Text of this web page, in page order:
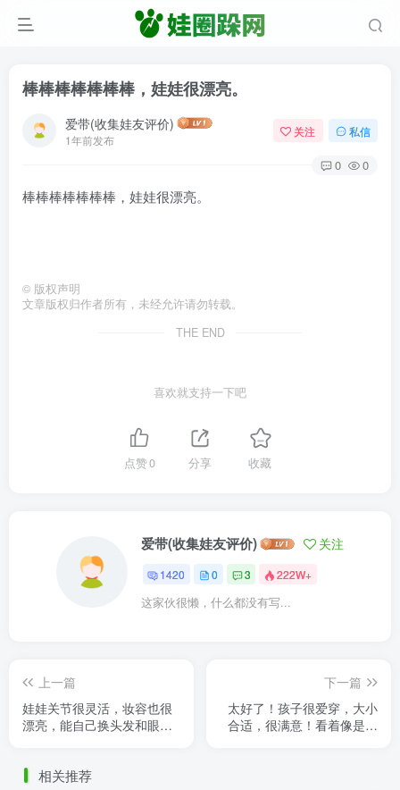
棒棒棒棒棒棒棒，娃娃很漂亮。
爱带(收集娃友评价)
1年前发布
关注 私信
0 0
棒棒棒棒棒棒棒，娃娃很漂亮。
© 版权声明
文章版权归作者所有，未经允许请勿转载。
THE END
喜欢就支持一下吧
点赞0 分享 收藏
爱带(收集娃友评价) 关注
1420 0 3 222W+
这家伙很懒，什么都没有写...
上一篇
娃娃关节很灵活，妆容也很
漂亮，能自己换头发和眼
下一篇
太好了！孩子很爱穿，大小
合适，很满意！看着像是香
相关推荐